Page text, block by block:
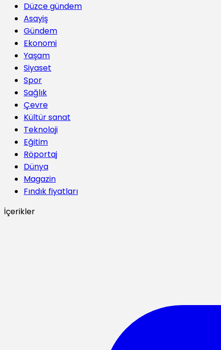
Düzce gündem
Asayiş
Gündem
Ekonomi
Yaşam
Siyaset
Spor
Sağlık
Çevre
Kültür sanat
Teknoloji
Eğitim
Röportaj
Dünya
Magazin
Fındık fiyatları
İçerikler